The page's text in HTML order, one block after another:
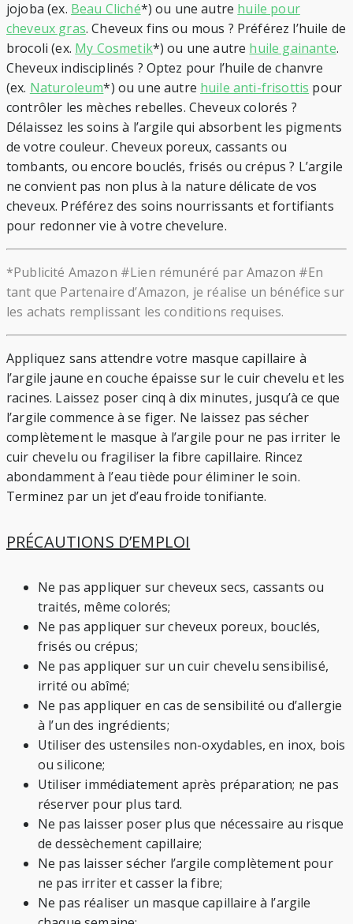
jojoba (ex. Beau Cliché*) ou une autre huile pour
cheveux gras. Cheveux fins ou mous ? Préférez l’huile de
brocoli (ex. My Cosmetik*) ou une autre huile gainante.
Cheveux indisciplinés ? Optez pour l’huile de chanvre
(ex. Naturoleum*) ou une autre huile anti-frisottis pour
contrôler les mèches rebelles. Cheveux colorés ?
Délaissez les soins à l’argile qui absorbent les pigments
de votre couleur. Cheveux poreux, cassants ou
tombants, ou encore bouclés, frisés ou crépus ? L’argile
ne convient pas non plus à la nature délicate de vos
cheveux. Préférez des soins nourrissants et fortifiants
pour redonner vie à votre chevelure.
*Publicité Amazon #Lien rémunéré par Amazon #En
tant que Partenaire d’Amazon, je réalise un bénéfice sur
les achats remplissant les conditions requises.
Appliquez sans attendre votre masque capillaire à
l’argile jaune en couche épaisse sur le cuir chevelu et les
racines. Laissez poser cinq à dix minutes, jusqu’à ce que
l’argile commence à se figer. Ne laissez pas sécher
complètement le masque à l’argile pour ne pas irriter le
cuir chevelu ou fragiliser la fibre capillaire. Rincez
abondamment à l’eau tiède pour éliminer le soin.
Terminez par un jet d’eau froide tonifiante.
PRÉCAUTIONS D’EMPLOI
Ne pas appliquer sur cheveux secs, cassants ou
traités, même colorés;
Ne pas appliquer sur cheveux poreux, bouclés,
frisés ou crépus;
Ne pas appliquer sur un cuir chevelu sensibilisé,
irrité ou abîmé;
Ne pas appliquer en cas de sensibilité ou d’allergie
à l’un des ingrédients;
Utiliser des ustensiles non-oxydables, en inox, bois
ou silicone;
Utiliser immédiatement après préparation; ne pas
réserver pour plus tard.
Ne pas laisser poser plus que nécessaire au risque
de dessèchement capillaire;
Ne pas laisser sécher l’argile complètement pour
ne pas irriter et casser la fibre;
Ne pas réaliser un masque capillaire à l’argile